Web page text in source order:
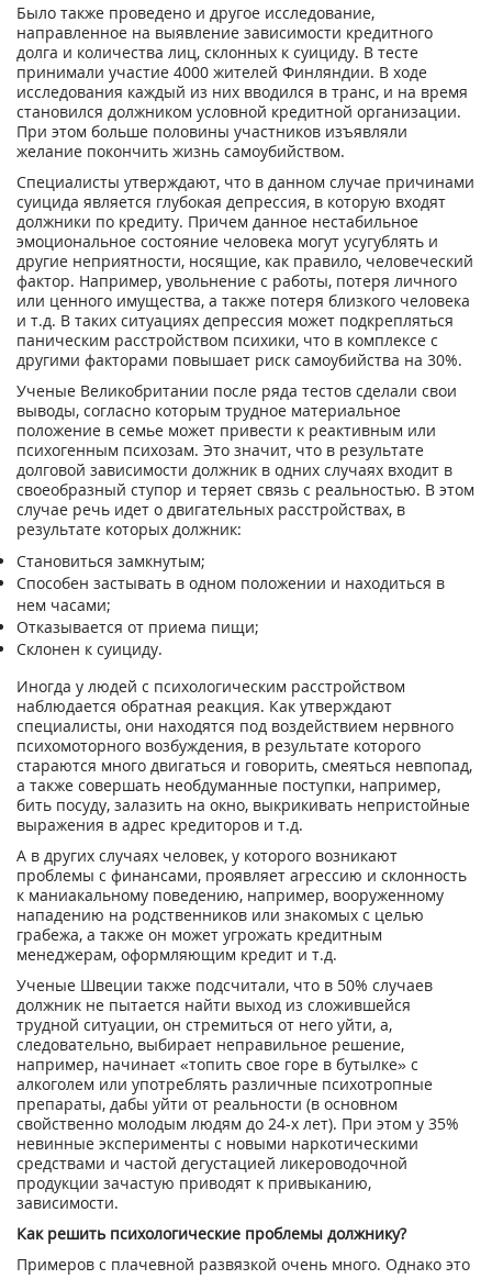
Было также проведено и другое исследование,
направленное на выявление зависимости кредитного
долга и количества лиц, склонных к суициду. В тесте
принимали участие 4000 жителей Финляндии. В ходе
исследования каждый из них вводился в транс, и на время
становился должником условной кредитной организации.
При этом больше половины участников изъявляли
желание покончить жизнь самоубийством.
Специалисты утверждают, что в данном случае причинами
суицида является глубокая депрессия, в которую входят
должники по кредиту. Причем данное нестабильное
эмоциональное состояние человека могут усугублять и
другие неприятности, носящие, как правило, человеческий
фактор. Например, увольнение с работы, потеря личного
или ценного имущества, а также потеря близкого человека
и т.д. В таких ситуациях депрессия может подкрепляться
паническим расстройством психики, что в комплексе с
другими факторами повышает риск самоубийства на 30%.
Ученые Великобритании после ряда тестов сделали свои
выводы, согласно которым трудное материальное
положение в семье может привести к реактивным или
психогенным психозам. Это значит, что в результате
долговой зависимости должник в одних случаях входит в
своеобразный ступор и теряет связь с реальностью. В этом
случае речь идет о двигательных расстройствах, в
результате которых должник:
Становиться замкнутым;
Способен застывать в одном положении и находиться в
нем часами;
Отказывается от приема пищи;
Склонен к суициду.
Иногда у людей с психологическим расстройством
наблюдается обратная реакция. Как утверждают
специалисты, они находятся под воздействием нервного
психомоторного возбуждения, в результате которого
стараются много двигаться и говорить, смеяться невпопад,
а также совершать необдуманные поступки, например,
бить посуду, залазить на окно, выкрикивать непристойные
выражения в адрес кредиторов и т.д.
А в других случаях человек, у которого возникают
проблемы с финансами, проявляет агрессию и склонность
к маниакальному поведению, например, вооруженному
нападению на родственников или знакомых с целью
грабежа, а также он может угрожать кредитным
менеджерам, оформляющим кредит и т.д.
Ученые Швеции также подсчитали, что в 50% случаев
должник не пытается найти выход из сложившейся
трудной ситуации, он стремиться от него уйти, а,
следовательно, выбирает неправильное решение,
например, начинает «топить свое горе в бутылке» с
алкоголем или употреблять различные психотропные
препараты, дабы уйти от реальности (в основном
свойственно молодым людям до 24-х лет). При этом у 35%
невинные эксперименты с новыми наркотическими
средствами и частой дегустацией ликероводочной
продукции зачастую приводят к привыканию,
зависимости.
Как решить психологические проблемы должнику?
Примеров с плачевной развязкой очень много. Однако это